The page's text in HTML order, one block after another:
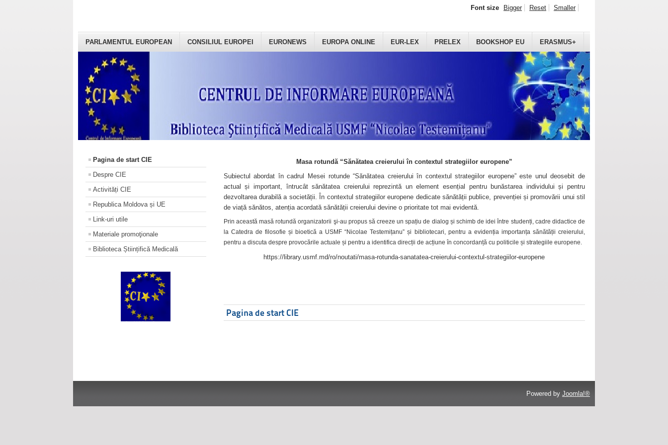
PARLAMENTUL EUROPEAN CONSILIUL EUROPEI EURONEWS EUROPA ONLINE EUR-LEX PRELEX BOOKSHOP EU ERASMUS+
Font size Bigger Reset Smaller
Pagina de start CIE
Despre CIE
Activități CIE
Republica Moldova și UE
Link-uri utile
Materiale promoţionale
Biblioteca Științifică Medicală
Masa rotundă “Sănătatea creierului în contextul strategiilor europene”
Subiectul abordat în cadrul Mesei rotunde “Sănătatea creierului în contextul strategiilor europene” este unul deosebit de
actual și important, întrucât sănătatea creierului reprezintă un element esențial pentru bunăstarea individului și pentru
dezvoltarea durabilă a societății. În contextul strategiilor europene dedicate sănătății publice, prevenției și promovării unui stil
de viață sănătos, atenția acordată sănătății creierului devine o prioritate tot mai evidentă.
Prin această masă rotundă organizatorii şi-au propus să creeze un spațiu de dialog și schimb de idei între studenți, cadre didactice de
la Catedra de filosofie și bioetică a USMF “Nicolae Testemițanu” și bibliotecari, pentru a evidenția importanța sănătății creierului,
pentru a discuta despre provocările actuale și pentru a identifica direcții de acțiune în concordanță cu politicile și strategiile europene.
https://library.usmf.md/ro/noutati/masa-rotunda-sanatatea-creierului-contextul-strategiilor-europene
Pagina de start CIE
Powered by Joomla!®